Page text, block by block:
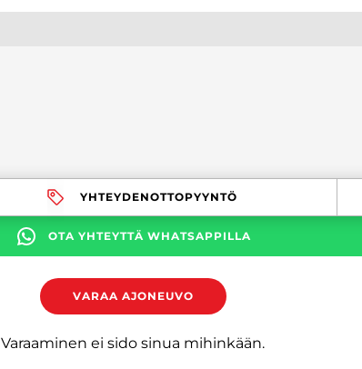
YHTEYDENOTTOPYYNTÖ
OTA YHTEYTTÄ WHATSAPPILLA
VARAA AJONEUVO
Varaaminen ei sido sinua mihinkään.